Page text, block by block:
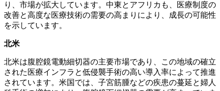
り、市場が拡大しています。中東とアフリカも、医療制度の
改善と高度な医療技術の需要の高まりにより、成長の可能性
を示しています。
北米
北米は腹腔鏡電動細切器の主要市場であり、この地域の確立
された医療インフラと低侵襲手術の高い導入率によって推進
されています。米国では、子宮筋腫などの疾患の蔓延と婦人